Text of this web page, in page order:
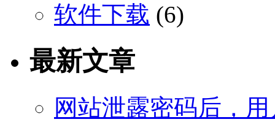
软件下载 (6)
最新文章
网站泄露密码后，